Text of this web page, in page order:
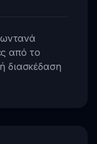
από το
διασκέδαση